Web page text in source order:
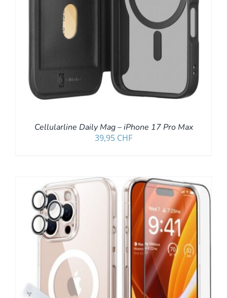
Cellularline Daily Mag – iPhone 17 Pro Max
39,95 CHF